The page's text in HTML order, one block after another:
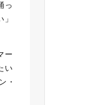
っ
ー
い
・